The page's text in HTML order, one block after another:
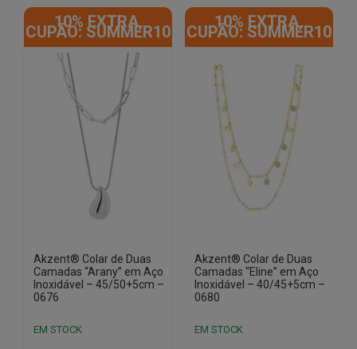
10% EXTRA,
CUPÃO: SUMMER10
Akzent® Colar de Duas
Camadas “Arany” em Aço
Inoxidável – 45/50+5cm –
0676
EM STOCK
10% EXTRA,
CUPÃO: SUMMER10
Akzent® Colar de Duas
Camadas “Eline” em Aço
Inoxidável – 40/45+5cm –
0680
EM STOCK